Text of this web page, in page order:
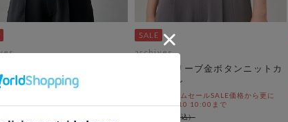
ボタンワンショルニット
タイムセールSALE価格から更に
8/10 10:00まで
archives
ハーフスリーブ金ボタンニットカ
ーディガン
期間限定タイムセールSALE価格から更に
10%OFF! 8/10 10:00まで